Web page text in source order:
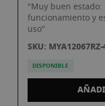
galería
imágenes
"Muy buen
funcionamiento y
uso"
SKU: MYA12067RZ-
DISPONIBLE